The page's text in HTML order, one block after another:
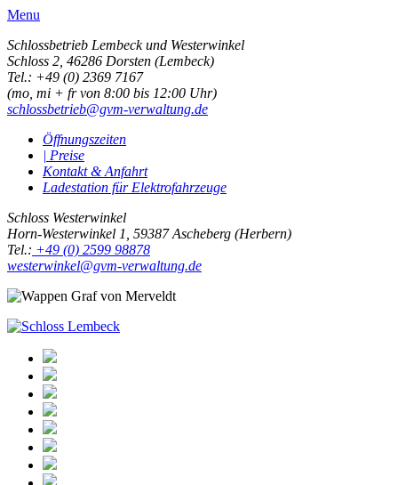
Menu
Schlossbetrieb Lembeck und Westerwinkel
Schloss 2, 46286 Dorsten (Lembeck)
Tel.: +49 (0) 2369 7167
(mo, mi + fr von 8:00 bis 12:00 Uhr)
schlossbetrieb@gvm-verwaltung.de
Öffnungszeiten
| Preise
Kontakt & Anfahrt
Ladestation für Elektrofahrzeuge
Schloss Westerwinkel
Horn-Westerwinkel 1, 59387 Ascheberg (Herbern)
Tel.: +49 (0) 2599 98878
westerwinkel@gvm-verwaltung.de